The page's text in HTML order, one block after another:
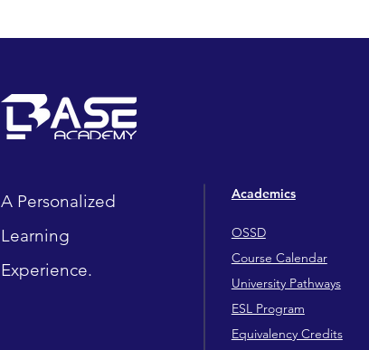
A Personalized
Learning
Experience.
Academics
OSSD
Course Calendar
University Pathways
ESL Program
Equivalency Credits